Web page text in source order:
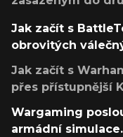
Jak začít s
obrovitých
Jak začít s
přes přístupnější
Wargaming
armádní